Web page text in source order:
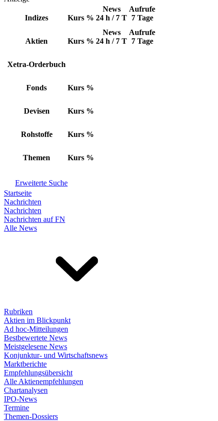
Indizes Kurs %
News
24 h / 7 T
Aufrufe
7 Tage
Aktien Kurs %
News
24 h / 7 T
Aufrufe
7 Tage
Xetra-Orderbuch
Fonds Kurs %
Devisen Kurs %
Rohstoffe Kurs %
Themen Kurs %
Erweiterte Suche
Startseite
Nachrichten
Nachrichten
Nachrichten auf FN
Alle News
Rubriken
Aktien im Blickpunkt
Ad hoc-Mitteilungen
Bestbewertete News
Meistgelesene News
Konjunktur- und Wirtschaftsnews
Marktberichte
Empfehlungsübersicht
Alle Aktienempfehlungen
Chartanalysen
IPO-News
Termine
Themen-Dossiers